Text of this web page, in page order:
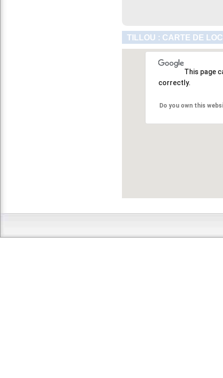
TILLOU : CARTE DE
This page
correctly.
Do you own this